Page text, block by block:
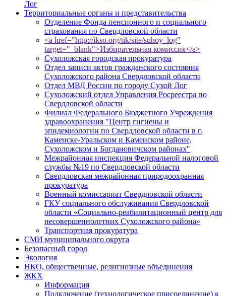
Лог
Территориальные органы и представительства
Отделение Фонда пенсионного и социального
страхования по Свердловской области
<a href="http://ikso.org/tik/site/suhoy_log"
target="_blank">Избирательная комиссия</a>
Сухоложская городская прокуратура
Отдел записи актов гражданского состояния
Сухоложского района Свердловской области
Отдел МВД России по городу Сухой Лог
Сухоложский отдел Управления Росреестра по
Свердловской области
Филиал Федерального Бюджетного Учреждения
здравоохранения "Центр гигиены и
эпидемиологии по Свердловской области в г.
Каменске-Уральском и Каменском районе,
Сухоложском и Богдановичском районах"
Межрайонная инспекция Федеральной налоговой
службы №19 по Свердловской области
Свердловская межрайонная природоохранная
прокуратура
Военный комиссариат Свердловской области
ГКУ социального обслуживания Свердловской
области «Социально-реабилитационный центр для
несовершеннолетних Сухоложского района»
Транспортная прокуратура
СМИ муниципального округа
Безопасный город
Экология
НКО, общественные, религиозные объединения
ЖКХ
Информация
Подключение (технологическое присоединение) к